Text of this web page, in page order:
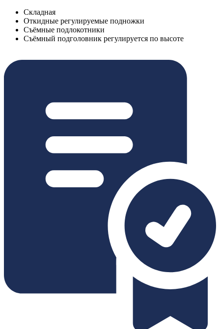
Складная
Откидные регулируемые подножки
Съёмные подлокотники
Съёмный подголовник регулируется по высоте